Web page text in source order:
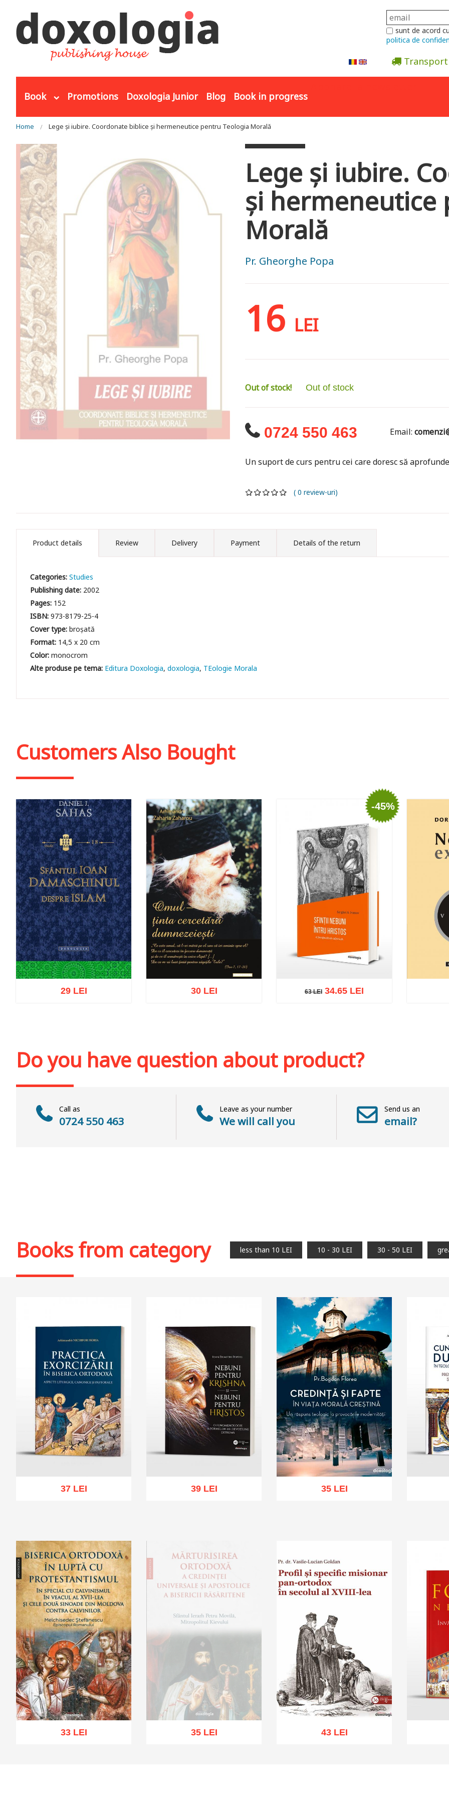
sunt de acord
politica de
Book Promotions Doxologia Junior Blog Book in progress
You are here
Home Lege și iubire. Coordonate biblice și hermeneutice pentru Teologia Morală
Lege și iubire.
și hermeneutice
Morală
Pr. Gheorghe Popa
16 LEI
Out of stock! Out of stock
0724 550 463 Email:
Un suport de curs pentru cei care doresc să
( 0 review-uri)
Product details Review Delivery Payment Details of the return
Categories:Studies
Publishing date: 2002
Pages: 152
ISBN:973-8179-25-4
Cover type:broșată
Format: 14,5 x 20 cm
Color:monocrom
Editura Doxologia doxologia TEologie Morala
Customers Also Bought
29 LEI 30 LEI
-45%
63 LEI 34.65 LEI
Do you have question about product?
Call as
0724 550 463
Leave as your number
We will call you
Send us an
email?
Books from category less than 10 LEI 10 - 30 LEI 30 - 50 LEI
Add to cart Add to wish list
37 LEI 39 LEI 35 LEI
33 LEI 35 LEI 43 LEI